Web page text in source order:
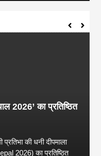
2026’ का प्रतिष्ठित
की धनी दीपमाला
2026) का प्रतिष्ठित